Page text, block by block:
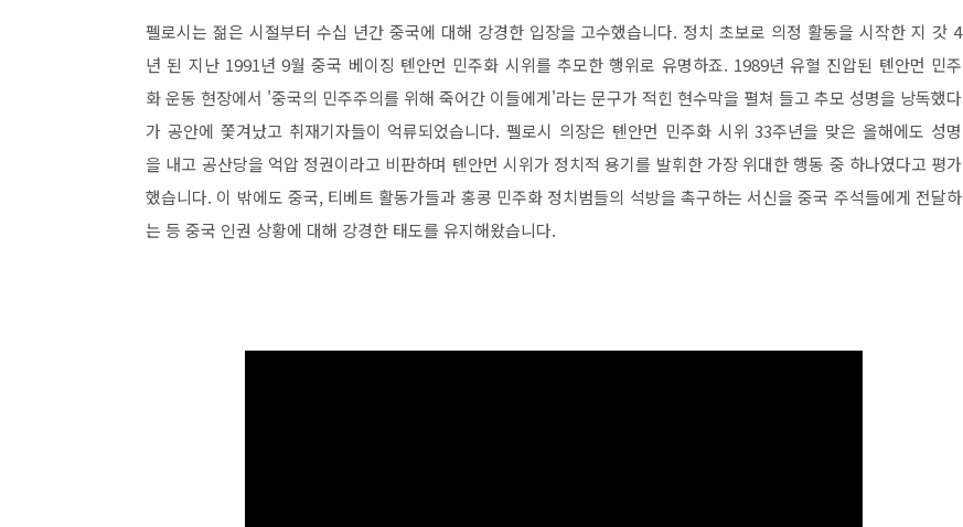
펠로시는 젊은 시절부터 수십 년간 중국에 대해 강경한 입장을 고수했습니다. 정치 초보로 의정 활동을 시작한 지 갓 4
년 된 지난 1991년 9월 중국 베이징 톈안먼 민주화 시위를 추모한 행위로 유명하죠. 1989년 유혈 진압된 톈안먼 민주
화 운동 현장에서 '중국의 민주주의를 위해 죽어간 이들에게'라는 문구가 적힌 현수막을 펼쳐 들고 추모 성명을 낭독했다
가 공안에 쫓겨났고 취재기자들이 억류되었습니다. 펠로시 의장은 톈안먼 민주화 시위 33주년을 맞은 올해에도 성명
을 내고 공산당을 억압 정권이라고 비판하며 톈안먼 시위가 정치적 용기를 발휘한 가장 위대한 행동 중 하나였다고 평가
했습니다. 이 밖에도 중국, 티베트 활동가들과 홍콩 민주화 정치범들의 석방을 촉구하는 서신을 중국 주석들에게 전달하
는 등 중국 인권 상황에 대해 강경한 태도를 유지해왔습니다.